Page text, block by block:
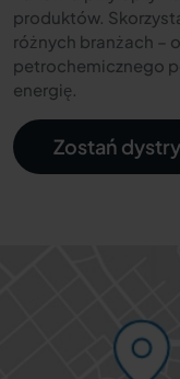
produktów.
różnych branżach –
petrochemicznego
energię.
Zostań